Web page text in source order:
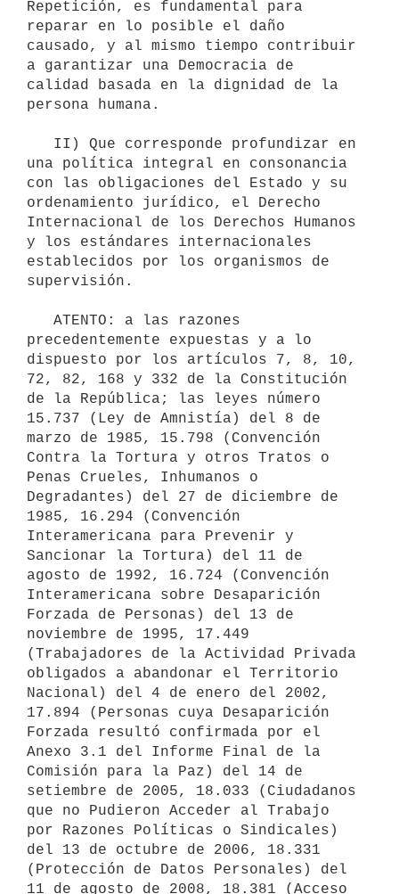
Repetición, es fundamental para
reparar en lo posible el daño
causado, y al mismo tiempo contribuir
a garantizar una Democracia de
calidad basada en la dignidad de la
persona humana.
una política integral en consonancia
con las obligaciones del Estado y su
ordenamiento jurídico, el Derecho
Internacional de los Derechos Humanos
y los estándares internacionales
establecidos por los organismos de
supervisión.
precedentemente expuestas y a lo
dispuesto por los artículos 7, 8, 10,
72, 82, 168 y 332 de la Constitución
de la República; las leyes número
15.737 (Ley de Amnistía) del 8 de
marzo de 1985, 15.798 (Convención
Contra la Tortura y otros Tratos o
Penas Crueles, Inhumanos o
Degradantes) del 27 de diciembre de
1985, 16.294 (Convención
Interamericana para Prevenir y
Sancionar la Tortura) del 11 de
agosto de 1992, 16.724 (Convención
Interamericana sobre Desaparición
Forzada de Personas) del 13 de
noviembre de 1995, 17.449
(Trabajadores de la Actividad Privada
obligados a abandonar el Territorio
Nacional) del 4 de enero del 2002,
17.894 (Personas cuya Desaparición
Forzada resultó confirmada por el
Anexo 3.1 del Informe Final de la
Comisión para la Paz) del 14 de
setiembre de 2005, 18.033 (Ciudadanos
que no Pudieron Acceder al Trabajo
por Razones Políticas o Sindicales)
del 13 de octubre de 2006, 18.331
(Protección de Datos Personales) del
11 de agosto de 2008, 18.381 (Acceso